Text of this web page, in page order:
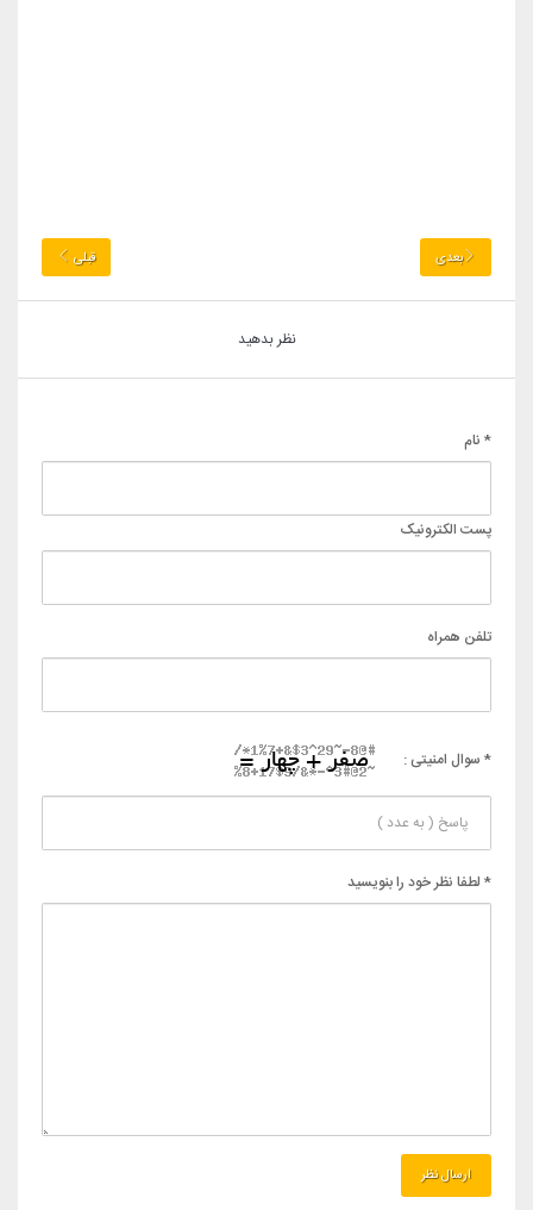
بعدی قبلی
نظر بدهید
* نام
پست الکترونیک
تلفن همراه
* سوال امنیتی :
* لطفا نظر خود را بنویسید